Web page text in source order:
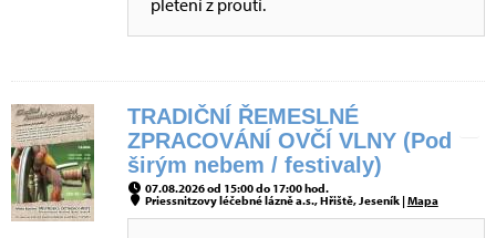
pletení z proutí.
TRADIČNÍ ŘEMESLNÉ
ZPRACOVÁNÍ OVČÍ VLNY (Pod
širým nebem / festivaly)
07.08.2026 od 15:00 do 17:00 hod.
Priessnitzovy léčebné lázně a.s., Hřiště, Jeseník |Mapa